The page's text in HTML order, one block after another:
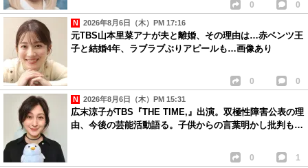
0 0
2026年8月6日（木）PM 17:16
元TBS山本里菜アナが夫と離婚、その理由は…赤ベンツ王
子と結婚4年、ラブラブぶりアピールも…画像あり
0 0
2026年8月6日（木）PM 15:31
広末涼子がTBS『THE TIME,』出演。双極性障害公表の理
由、今後の芸能活動語る。子供からの言葉明かし批判も…
0 1